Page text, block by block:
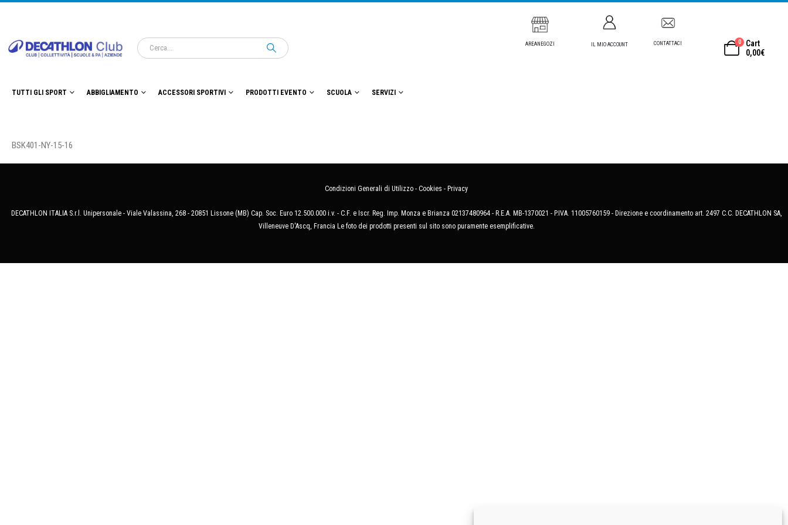
AREANEGOZI IL MIO ACCOUNT CONTATTACI 0
Cart
0,00€
TUTTI GLI SPORT ABBIGLIAMENTO ACCESSORI SPORTIVI PRODOTTI EVENTO SCUOLA SERVIZI
BSK401-NY-15-16
Condizioni Generali di Utilizzo - Cookies - Privacy
DECATHLON ITALIA S.r.l. Unipersonale - Viale Valassina, 268 - 20851 Lissone (MB) Cap. Soc. Euro 12.500.000 i.v. - C.F. e Iscr. Reg. Imp. Monza e Brianza 02137480964 - R.E.A. MB-1370021 - P.IVA. 11005760159 - Direzione e coordinamento art. 2497 C.C. DECATHLON SA,
Villeneuve D'Ascq, Francia Le foto dei prodotti presenti sul sito sono puramente esemplificative.